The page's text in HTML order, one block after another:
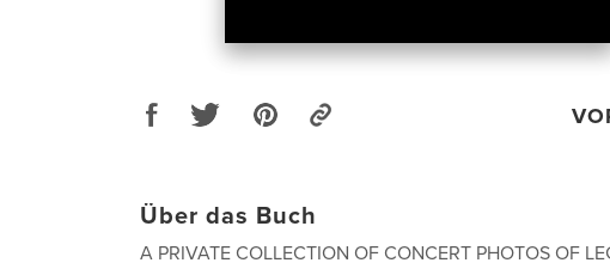
Über das Buch
A PRIVATE COLLECTION OF CONCERT PHOTOS OF